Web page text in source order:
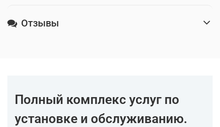
Отзывы
Полный комплекс услуг по
установке и обслуживанию.